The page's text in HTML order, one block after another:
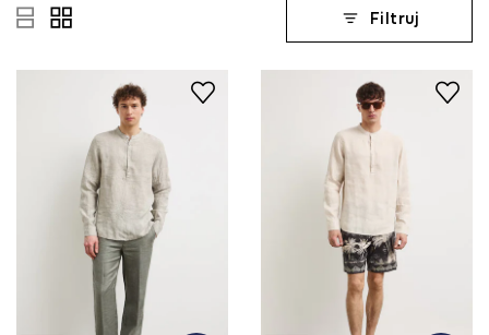
Filtruj